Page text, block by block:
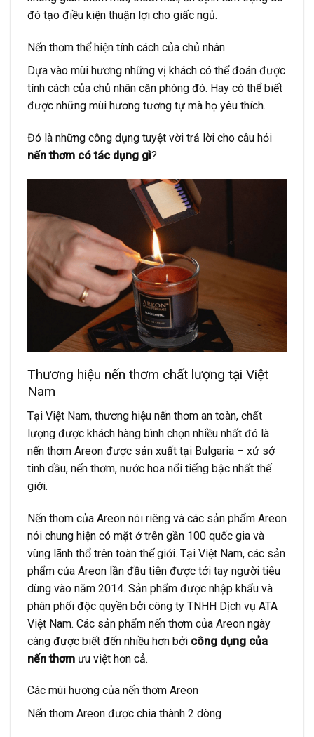
đó tạo điều kiện thuận lợi cho giấc ngủ.
Nến thơm thể hiện tính cách của chủ nhân
Dựa vào mùi hương những vị khách có thể đoán được
tính cách của chủ nhân căn phòng đó. Hay có thể biết
được những mùi hương tương tự mà họ yêu thích.
Đó là những công dụng tuyệt vời trả lời cho câu hỏi
nến thơm có tác dụng gì?
Thương hiệu nến thơm chất lượng tại Việt
Nam
Tại Việt Nam, thương hiệu nến thơm an toàn, chất
lượng được khách hàng bình chọn nhiều nhất đó là
nến thơm Areon được sản xuất tại Bulgaria – xứ sở
tinh dầu, nến thơm, nước hoa nổi tiếng bậc nhất thế
giới.
Nến thơm của Areon nói riêng và các sản phẩm Areon
nói chung hiện có mặt ở trên gần 100 quốc gia và
vùng lãnh thổ trên toàn thế giới. Tại Việt Nam, các sản
phẩm của Areon lần đầu tiên được tới tay người tiêu
dùng vào năm 2014. Sản phẩm được nhập khẩu và
phân phối độc quyền bởi công ty TNHH Dịch vụ ATA
Việt Nam. Các sản phẩm nến thơm của Areon ngày
càng được biết đến nhiều hơn bởi công dụng của
nến thơm ưu việt hơn cả.
Các mùi hương của nến thơm Areon
Nến thơm Areon được chia thành 2 dòng